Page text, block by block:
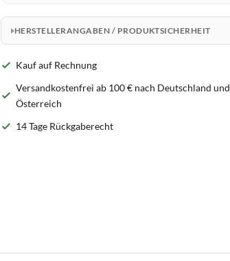
HERSTELLERANGABEN / PRODUKTSICHERHEIT
Kauf auf Rechnung
Versandkostenfrei ab 100 € nach Deutschland und
Österreich
14 Tage Rückgaberecht